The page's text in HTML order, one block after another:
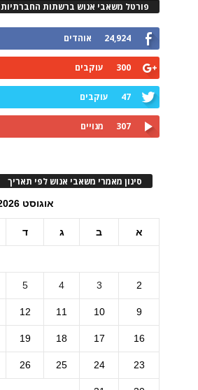
פורטל משאבי אנוש ברשתות החברתיות
24,924 אוהדים
300 עוקבים
47 עוקבים
307 מנויים
סינון מאמרי משאבי אנוש לפי תאריך
אוגוסט 2026
א ב ג ד
2
3
4
5
9
10
11
12
16
17
18
19
23
24
25
26